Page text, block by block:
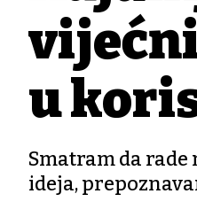
u
Smatram da
ideja,